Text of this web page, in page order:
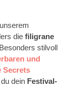
die filigrane
stilvoll
und
Secrets
dein Festival-